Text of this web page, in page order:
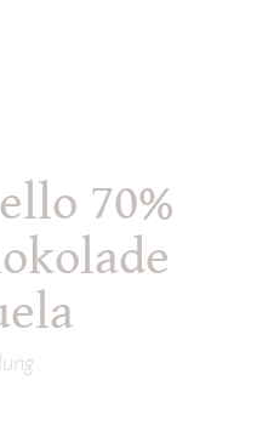
70%